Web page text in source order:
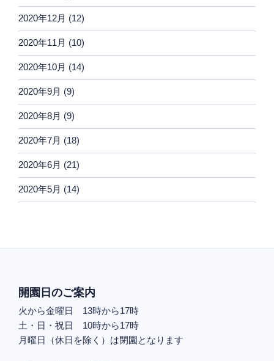
2020年12月 (12)
2020年11月 (10)
2020年10月 (14)
2020年9月 (9)
2020年8月 (9)
2020年7月 (18)
2020年6月 (21)
2020年5月 (14)
開園日のご案内
火から金曜日 13時から17時
土・日・祝日 10時から17時
月曜日（休日を除く）は閉園となります